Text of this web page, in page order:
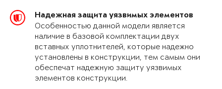
Надежная защита уязвимых элементов
Особенностью данной модели является
наличие в базовой комплектации двух
вставных уплотнителей, которые надежно
установлены в конструкции, тем самым они
обеспечат надежную защиту уязвимых
элементов конструкции.